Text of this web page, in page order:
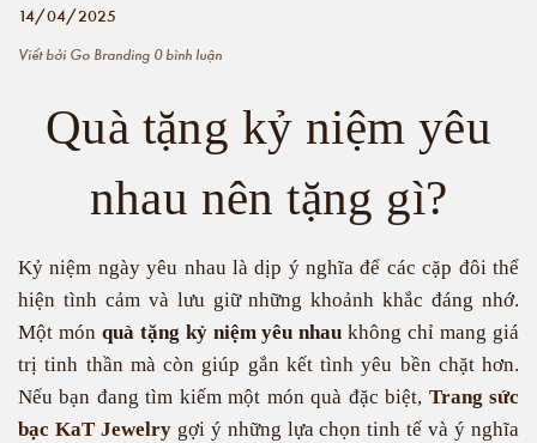
14/04/2025
Viết bởi Go Branding 0 bình luận
Quà tặng kỷ niệm yêu
nhau nên tặng gì?
Kỷ niệm ngày yêu nhau là dịp ý nghĩa để các cặp đôi thể
hiện tình cảm và lưu giữ những khoảnh khắc đáng nhớ.
Một món quà tặng kỷ niệm yêu nhau không chỉ mang giá
trị tinh thần mà còn giúp gắn kết tình yêu bền chặt hơn.
Nếu bạn đang tìm kiếm một món quà đặc biệt, Trang sức
bạc KaT Jewelrygợi ý những lựa chọn tinh tế và ý nghĩa